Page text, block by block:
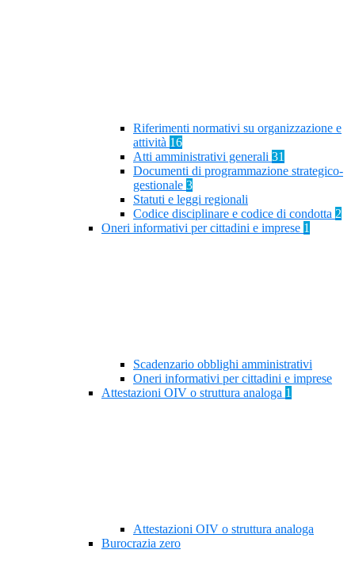
Riferimenti normativi su organizzazione e
attività 16
Atti amministrativi generali 31
Documenti di programmazione strategico-
gestionale 3
Statuti e leggi regionali
Codice disciplinare e codice di condotta 2
Oneri informativi per cittadini e imprese 1
Scadenzario obblighi amministrativi
Oneri informativi per cittadini e imprese
Attestazioni OIV o struttura analoga 1
Attestazioni OIV o struttura analoga
Burocrazia zero